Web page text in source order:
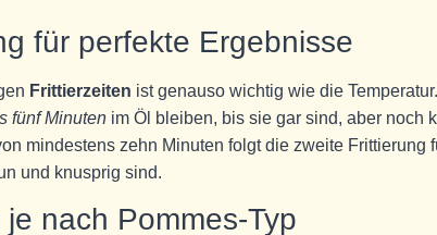
für perfekte Ergebnisse
Frittierzeiten ist genauso wichtig wie die
fünf Minuten im Öl bleiben, bis sie gar sind, aber noch
mindestens zehn Minuten folgt die zweite Frittierung
und knusprig sind.
nach Pommes-Typ